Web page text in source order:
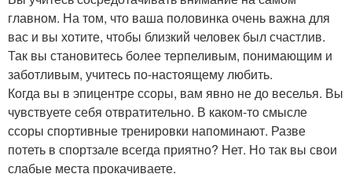
главном. На том, что ваша половинка очень важна для
вас и вы хотите, чтобы близкий человек был счастлив.
Так вы становитесь более терпеливым, понимающим и
заботливым, учитесь по-настоящему любить.
Когда вы в эпицентре ссоры, вам явно не до веселья. Вы
чувствуете себя отвратительно. В каком-то смысле
ссоры спортивные тренировки напоминают. Разве
потеть в спортзале всегда приятно? Нет. Но так вы свои
слабые места прокачиваете.